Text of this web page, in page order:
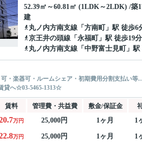
52.39㎡～60.81㎡ (1LDK～2LDK) /築
建
丸ノ内方南支線 「 方南町
」駅 徒歩6
京王井の頭線 「 永福町
」駅 徒歩19分
丸ノ内方南支線 「 中野富士見町 」
・楽器可・ルームシェア・初期費用分割支払い
貸へ☆03-5465-1313☆
賃料 管理費・共益費 敷金/保証金
万円 25,000円 1ヶ月 1
万円 25,000円 1ヶ月 1